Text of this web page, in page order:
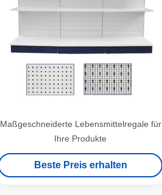
Maßgeschneiderte Lebensmittelregale für
Ihre Produkte
Beste Preis erhalten